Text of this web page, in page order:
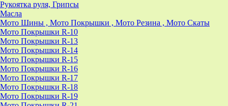
Рукоятка руля, Грипсы
Масла
Мото Шины , Мото Покрышки , Мото Резина , Мото Скаты
Мото Покрышки R-10
Мото Покрышки R-13
Мото Покрышки R-14
Мото Покрышки R-15
Мото Покрышки R-16
Мото Покрышки R-17
Мото Покрышки R-18
Мото Покрышки R-19